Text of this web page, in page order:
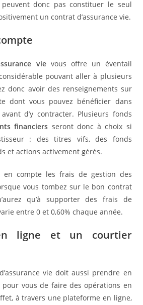
donc pas constituer le seul
un contrat d’assurance vie.
vievous offre un éventail
pouvant aller à plusieurs
donc avoir des renseignements sur
dont vous pouvez bénéficier dans
avant d’y contracter. Plusieurs fonds
financiers seront donc à choix si
: des titres vifs, des fonds
et actions activement gérés.
en compte les frais de gestion des
vous tombez sur le bon contrat
qu’à supporter des frais de
entre 0 et 0,60% chaque année.
ligne et un courtier
vie doit aussi prendre en
vous de faire des opérations en
à travers une plateforme en ligne,